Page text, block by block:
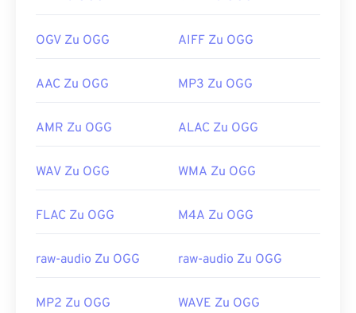
OGV Zu OGG AIFF Zu OGG
AAC Zu OGG MP3 Zu OGG
AMR Zu OGG ALAC Zu OGG
WAV Zu OGG WMA Zu OGG
FLAC Zu OGG M4A Zu OGG
raw-audio Zu OGG raw-audio Zu OGG
MP2 Zu OGG WAVE Zu OGG